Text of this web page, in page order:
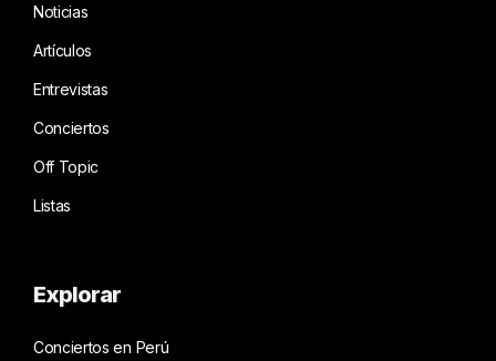
Noticias
Artículos
Entrevistas
Conciertos
Off Topic
Listas
Explorar
Conciertos en Perú